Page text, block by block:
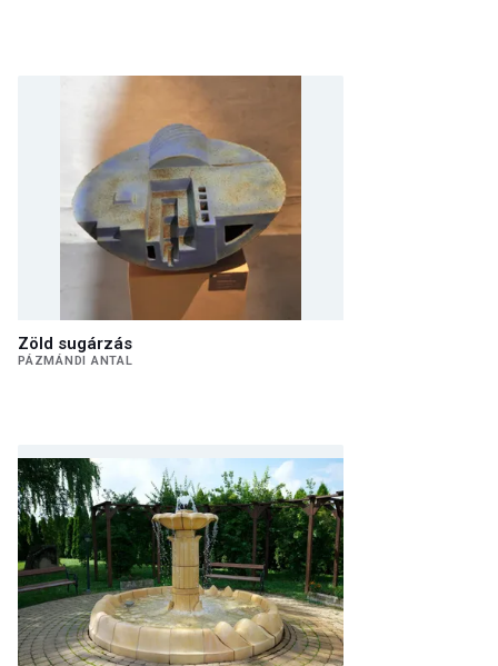
Zöld sugárzás
PÁZMÁNDI ANTAL